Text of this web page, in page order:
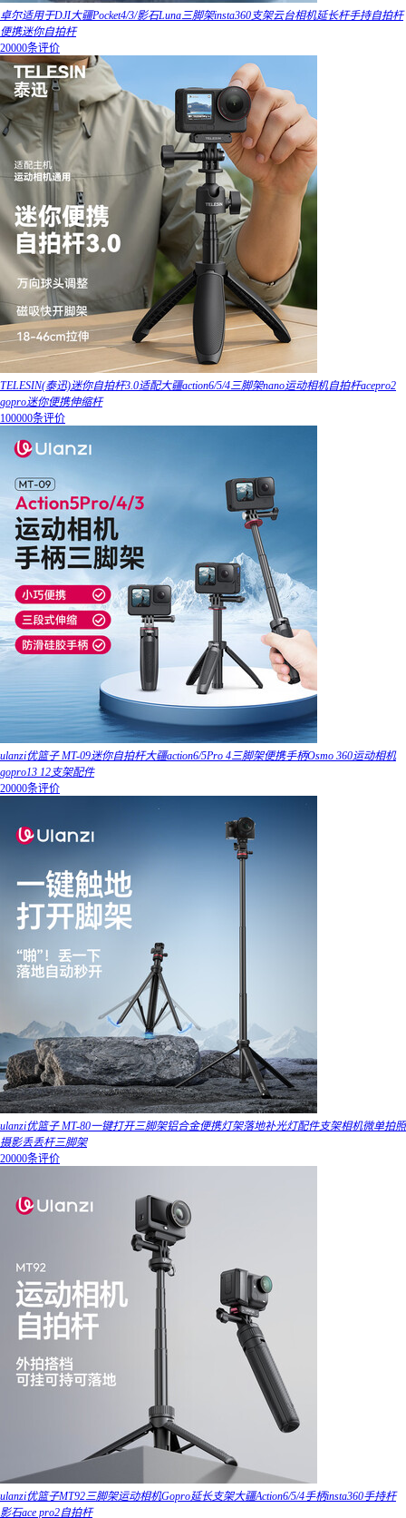
卓尔适用于DJI大疆Pocket4/3/影石Luna三脚架insta360支架云台相机延长杆手持自拍杆
便携迷你自拍杆
20000条评价
TELESIN(泰迅)迷你自拍杆3.0适配大疆action6/5/4三脚架nano运动相机自拍杆acepro2
gopro迷你便携伸缩杆
100000条评价
ulanzi优篮子 MT-09迷你自拍杆大疆action6/5Pro 4三脚架便携手柄Osmo 360运动相机
gopro13 12支架配件
20000条评价
ulanzi优篮子 MT-80一键打开三脚架铝合金便携灯架落地补光灯配件支架相机微单拍照
摄影丢丢杆三脚架
20000条评价
ulanzi优篮子MT92三脚架运动相机Gopro延长支架大疆Action6/5/4手柄insta360手持杆
影石ace pro2自拍杆